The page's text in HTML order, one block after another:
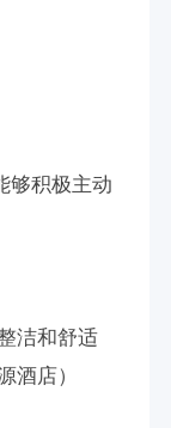
够积极主动
酒店）